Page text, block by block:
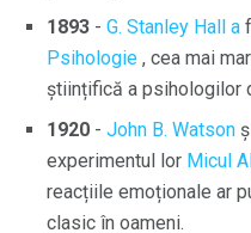
1893 - G. Stanley Hall a
Psihologie , cea mai
științifică a psihologilor
1920 - John B. Watson
experimentul lor Micul
reacțiile emoționale ar
clasic în oameni.